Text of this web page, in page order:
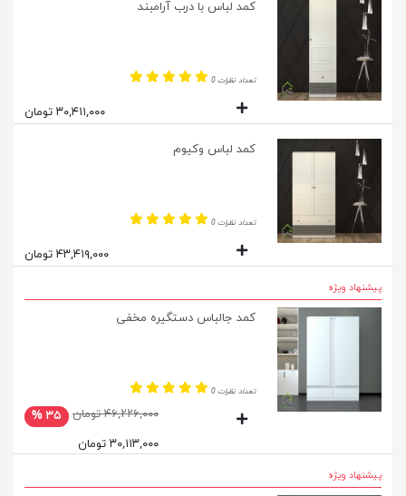
کمد لباس با درب آرامبند
تعداد نظرات 0
۳۰,۴۱۱,۰۰۰ تومان
کمد لباس وکیوم
تعداد نظرات 0
۴۳,۴۱۹,۰۰۰ تومان
پیشنهاد ویژه
کمد جالباس دستگیره مخفی
تعداد نظرات 0
۴۶,۲۲۶,۰۰۰ تومان
۳۵ %
۳۰,۱۱۳,۰۰۰ تومان
پیشنهاد ویژه